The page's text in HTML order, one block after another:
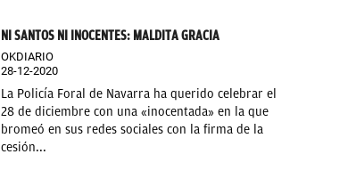
NI SANTOS NI INOCENTES: MALDITA GRACIA
OKDIARIO
28-12-2020
La Policía Foral de Navarra ha querido celebrar el
28 de diciembre con una «inocentada» en la que
bromeó en sus redes sociales con la firma de la
cesión...